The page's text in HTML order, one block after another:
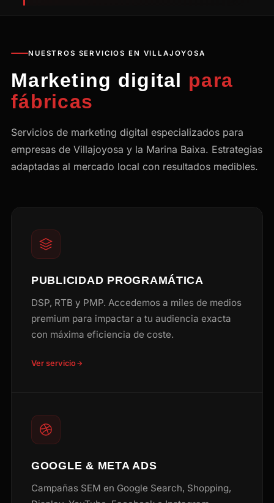
NUESTROS SERVICIOS EN VILLAJOYOSA
Marketing digital para
fábricas
Servicios de marketing digital especializados para
empresas de Villajoyosa y la Marina Baixa. Estrategias
adaptadas al mercado local con resultados medibles.
PUBLICIDAD PROGRAMÁTICA
DSP, RTB y PMP. Accedemos a miles de medios
premium para impactar a tu audiencia exacta
con máxima eficiencia de coste.
Ver servicio
GOOGLE & META ADS
Campañas SEM en Google Search, Shopping,